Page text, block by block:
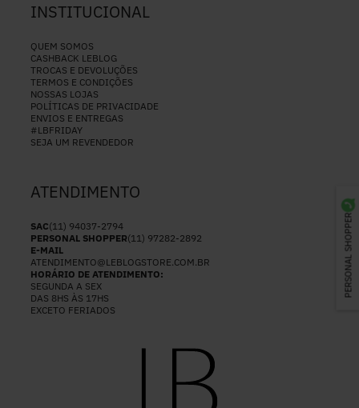
PERSONAL SHOPPER
INSTITUCIONAL
QUEM SOMOS
CASHBACK LEBLOG
TROCAS E DEVOLUÇÕES
TERMOS E CONDIÇÕES
NOSSAS LOJAS
POLÍTICAS DE PRIVACIDADE
ENVIOS E ENTREGAS
#LBFRIDAY
SEJA UM REVENDEDOR
ATENDIMENTO
SAC(11) 94037-2794
PERSONAL SHOPPER(11) 97282-2892
E-MAIL
ATENDIMENTO@LEBLOGSTORE.COM.BR
HORÁRIO DE ATENDIMENTO:
SEGUNDA A SEX
DAS 8HS ÀS 17HS
EXCETO FERIADOS